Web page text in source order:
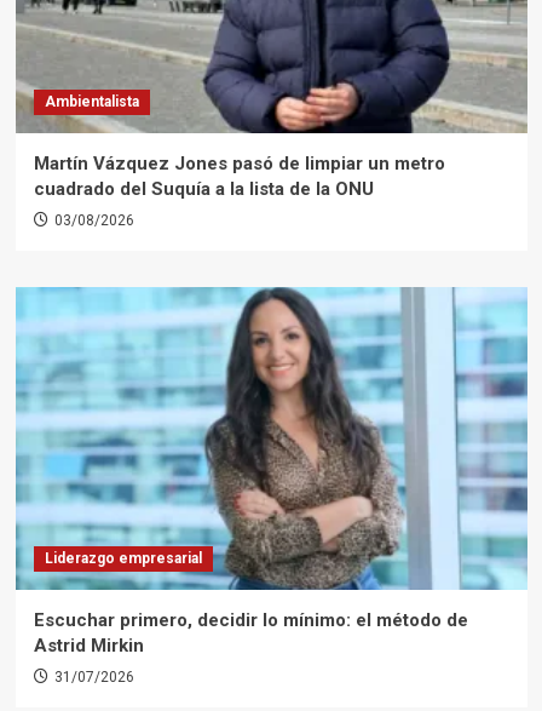
Ambientalista
Martín Vázquez Jones pasó de limpiar un metro
cuadrado del Suquía a la lista de la ONU
03/08/2026
Liderazgo empresarial
Escuchar primero, decidir lo mínimo: el método de
Astrid Mirkin
31/07/2026